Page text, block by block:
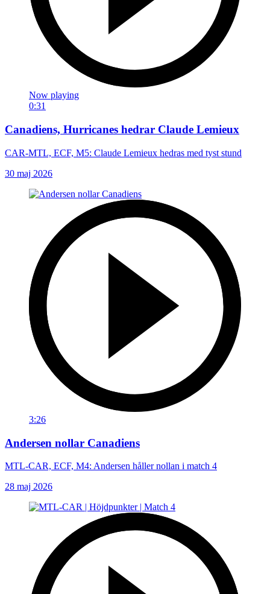
Now playing
0:31
Canadiens, Hurricanes hedrar Claude Lemieux
CAR-MTL, ECF, M5: Claude Lemieux hedras med tyst stund
30 maj 2026
3:26
Andersen nollar Canadiens
MTL-CAR, ECF, M4: Andersen håller nollan i match 4
28 maj 2026